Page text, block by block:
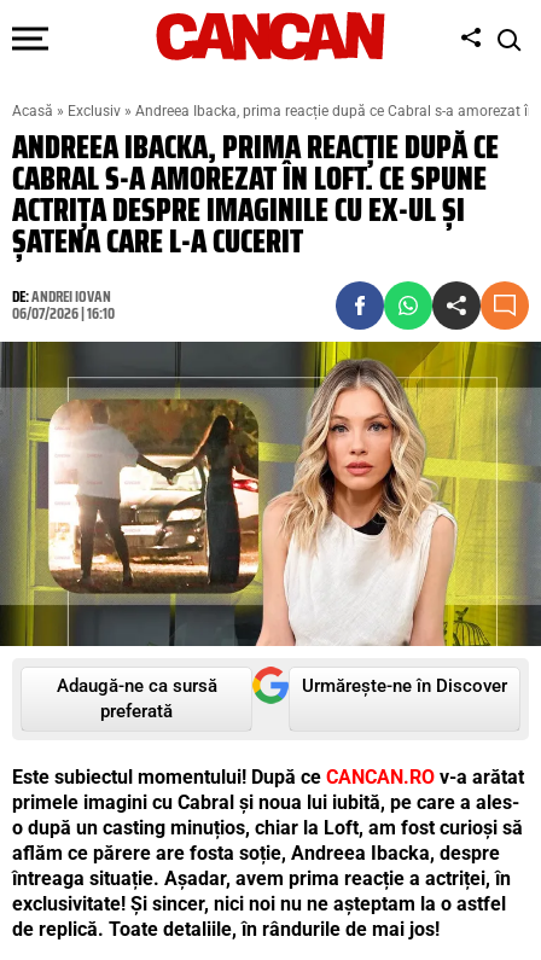
Acasă » Exclusiv » Andreea Ibacka, prima reacție după ce Cabral s-a amorezat
ANDREEA IBACKA, PRIMA REACȚIE DUPĂ CE
CABRAL S-A AMOREZAT ÎN LOFT. CE SPUNE
ACTRIȚA DESPRE IMAGINILE CU EX-UL ȘI
ȘATENA CARE L-A CUCERIT
DE:ANDREI IOVAN
06/07/2026 | 16:10
Adaugă-ne ca sursă
preferată
Urmărește-ne în Discover
Este subiectul momentului! După ce CANCAN.RO v-a arătat
primele imagini cu Cabral și noua lui iubită, pe care a ales-
o după un casting minuțios, chiar la Loft, am fost curioși să
aflăm ce părere are fosta soție, Andreea Ibacka, despre
întreaga situație. Așadar, avem prima reacție a actriței, în
exclusivitate! Și sincer, nici noi nu ne așteptam la o astfel
de replică. Toate detaliile, în rândurile de mai jos!